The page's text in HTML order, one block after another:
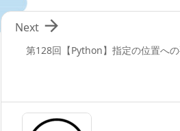
第128回【Python】指定の位置へ

Next